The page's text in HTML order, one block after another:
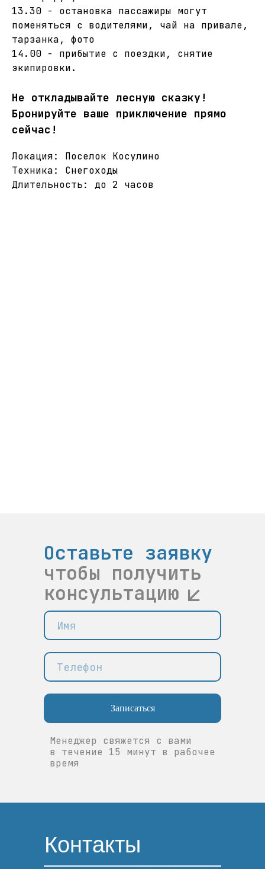
13.30 - остановка пассажиры могут
поменяться с водителями, чай на привале,
тарзанка, фото
14.00 - прибытие с поездки, снятие
экипировки.
Не откладывайте лесную сказку!
Бронируйте ваше приключение прямо
сейчас!
Локация: Поселок Косулино
Техника: Снегоходы
Длительность: до 2 часов
Записаться
Менеджер свяжется с вами
в течение 15 минут в рабочее
время
Оставьте заявку
чтобы получить
консультацию
Контакты